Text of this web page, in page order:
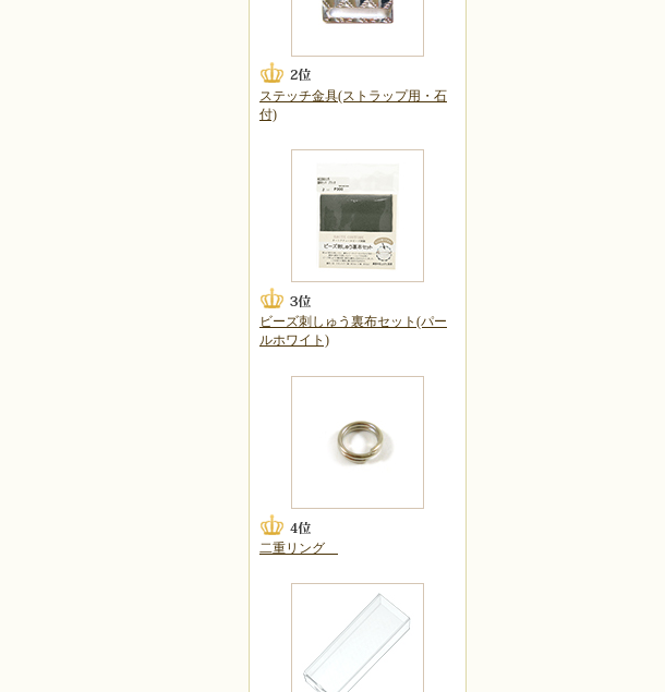
ステッチ金具(ストラップ用・石
付)
ビーズ刺しゅう裏布セット(パー
ルホワイト)
二重リング